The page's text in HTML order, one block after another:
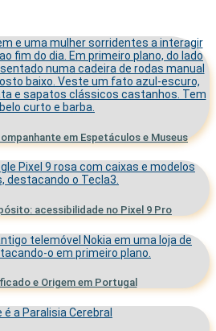
em Espetáculos e Museus
acessibilidade no Pixel 9 Pro
e Origem em Portugal